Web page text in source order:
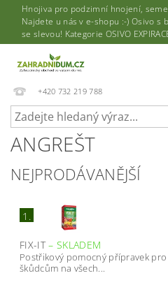
Hnojiva pro podzimní hnojení,
Najdete u nás v e-shopu :-) Osivo s
se slevou! Kategorie OSIVO
+420 732 219 788
ANGREŠT
NEJPRODÁVANĚJŠÍ
1.
FIX-IT– SKLADEM
Postřikový pomocný přípravek
škůdcům na všech...